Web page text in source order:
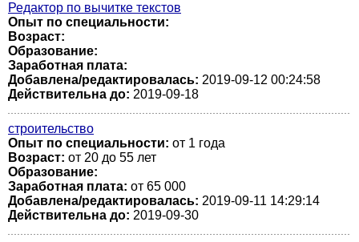
Редактор по вычитке текстов
Опыт по специальности:
Возраст:
Образование:
Заработная плата:
Добавлена/редактировалась: 2019-09-12 00:24:58
Действительна до: 2019-09-18
строительство
Опыт по специальности: от 1 года
Возраст: от 20 до 55 лет
Образование:
Заработная плата: от 65 000
Добавлена/редактировалась: 2019-09-11 14:29:14
Действительна до: 2019-09-30